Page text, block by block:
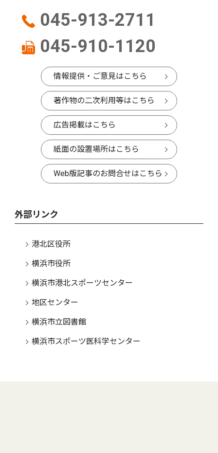
045-913-2711
045-910-1120
情報提供・ご意見はこちら
著作物の二次利用等はこちら
広告掲載はこちら
紙面の設置場所はこちら
Web版記事のお問合せはこちら
外部リンク
港北区役所
横浜市役所
横浜市港北スポーツセンター
地区センター
横浜市立図書館
横浜市スポーツ医科学センター